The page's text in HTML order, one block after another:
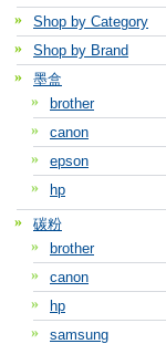
Shop by Category
Shop by Brand
墨盒
brother
canon
epson
hp
碳粉
brother
canon
hp
samsung